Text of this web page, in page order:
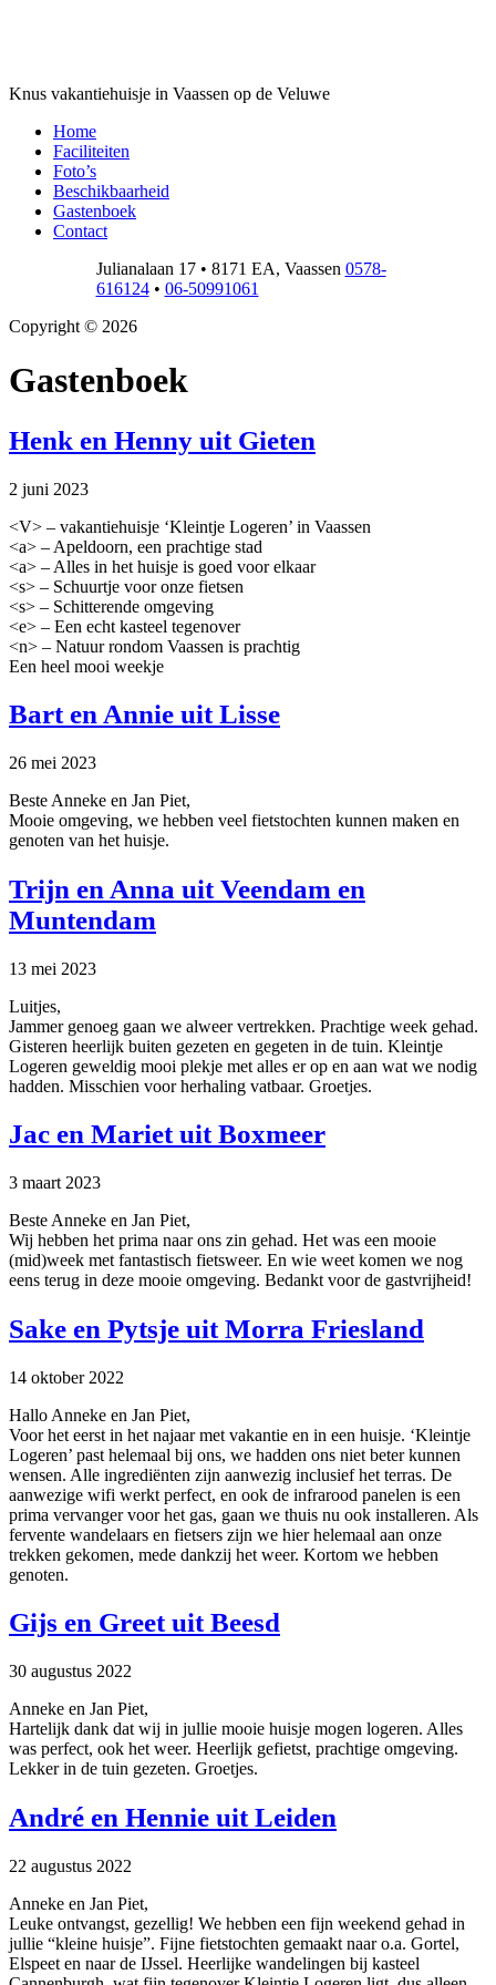
Knus vakantiehuisje in Vaassen op de Veluwe
Home
Faciliteiten
Foto’s
Beschikbaarheid
Gastenboek
Contact
Julianalaan 17 • 8171 EA, Vaassen 0578-
616124 • 06-50991061
Copyright © 2026
Gastenboek
Henk en Henny uit Gieten
2 juni 2023
<V> – vakantiehuisje ‘Kleintje Logeren’ in Vaassen
<a> – Apeldoorn, een prachtige stad
<a> – Alles in het huisje is goed voor elkaar
<s> – Schuurtje voor onze fietsen
<s> – Schitterende omgeving
<e> – Een echt kasteel tegenover
<n> – Natuur rondom Vaassen is prachtig
Een heel mooi weekje
Bart en Annie uit Lisse
26 mei 2023
Beste Anneke en Jan Piet,
Mooie omgeving, we hebben veel fietstochten kunnen maken en
genoten van het huisje.
Trijn en Anna uit Veendam en
Muntendam
13 mei 2023
Luitjes,
Jammer genoeg gaan we alweer vertrekken. Prachtige week gehad.
Gisteren heerlijk buiten gezeten en gegeten in de tuin. Kleintje
Logeren geweldig mooi plekje met alles er op en aan wat we nodig
hadden. Misschien voor herhaling vatbaar. Groetjes.
Jac en Mariet uit Boxmeer
3 maart 2023
Beste Anneke en Jan Piet,
Wij hebben het prima naar ons zin gehad. Het was een mooie
(mid)week met fantastisch fietsweer. En wie weet komen we nog
eens terug in deze mooie omgeving. Bedankt voor de gastvrijheid!
Sake en Pytsje uit Morra Friesland
14 oktober 2022
Hallo Anneke en Jan Piet,
Voor het eerst in het najaar met vakantie en in een huisje. ‘Kleintje
Logeren’ past helemaal bij ons, we hadden ons niet beter kunnen
wensen. Alle ingrediënten zijn aanwezig inclusief het terras. De
aanwezige wifi werkt perfect, en ook de infrarood panelen is een
prima vervanger voor het gas, gaan we thuis nu ook installeren. Als
fervente wandelaars en fietsers zijn we hier helemaal aan onze
trekken gekomen, mede dankzij het weer. Kortom we hebben
genoten.
Gijs en Greet uit Beesd
30 augustus 2022
Anneke en Jan Piet,
Hartelijk dank dat wij in jullie mooie huisje mogen logeren. Alles
was perfect, ook het weer. Heerlijk gefietst, prachtige omgeving.
Lekker in de tuin gezeten. Groetjes.
André en Hennie uit Leiden
22 augustus 2022
Anneke en Jan Piet,
Leuke ontvangst, gezellig! We hebben een fijn weekend gehad in
jullie “kleine huisje”. Fijne fietstochten gemaakt naar o.a. Gortel,
Elspeet en naar de IJssel. Heerlijke wandelingen bij kasteel